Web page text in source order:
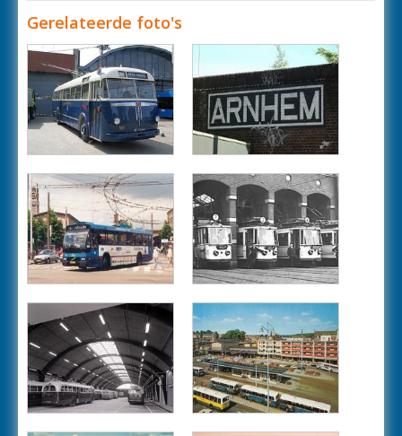
Gerelateerde foto's